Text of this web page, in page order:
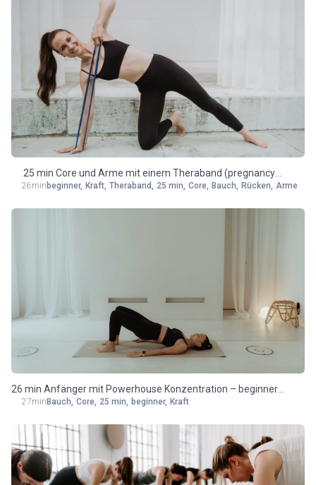
25 min Core und Arme mit einem Theraband (pregnancy
friendly)
26min beginner, Kraft, Theraband, 25 min, Core, Bauch, Rücken, Arme
26 min Anfänger mit Powerhouse Konzentration – beginner
friendly
27min Bauch, Core, 25 min, beginner, Kraft